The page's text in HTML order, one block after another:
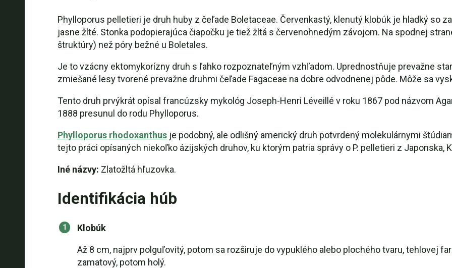
Phylloporus pelletieri je druh huby z čeľade Boletaceae. Červenkastý, klenutý klobúk je hladký so
jasne žlté. Stonka podopierajúca čiapočku je tiež žltá s červenohnedým závojom. Na spodnej
štruktúry) než póry bežné u Boletales.
Je to vzácny ektomykorízny druh s ľahko rozpoznateľným vzhľadom. Uprednostňuje prevažne
zmiešané lesy tvorené prevažne druhmi čeľade Fagaceae na dobre odvodnenej pôde. Môže sa
Tento druh prvýkrát opísal francúzsky mykológ Joseph-Henri Léveillé v roku 1867 pod názvom
1888 presunul do rodu Phylloporus.
Phylloporus rhodoxanthusje podobný, ale odlišný americký druh potvrdený molekulárnymi
tejto práci opísaných niekoľko ázijských druhov, ku ktorým patria správy o P. pelletieri z Japonska,
Iné názvy: Zlatožltá hľuzovka.
Identifikácia húb
Klobúk
Až 8 cm, najprv polguľovitý, potom sa rozširuje do vypuklého alebo plochého tvaru, tehlovej
zamatový, potom holý.